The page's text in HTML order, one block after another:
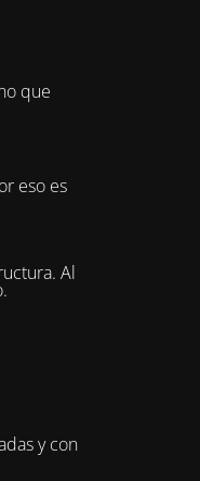
que
eso es
Al
y con